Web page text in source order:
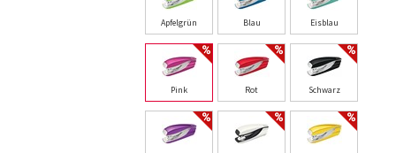
Apfelgrün Blau Eisblau
Pink Rot Schwarz